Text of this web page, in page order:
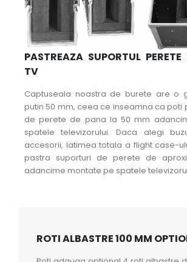
PASTREAZA SUPORTUL
TV
Captuseala noastra de burete are o
putin 50 mm, ceea ce inseamna ca poti
de perete de pana la 50 mm
spatele televizorului. Daca alegi
accesorii, latimea totala a flight case-
pastra suporturi de perete de
adancime montate pe spatele
ROTI ALBASTRE 100 MM